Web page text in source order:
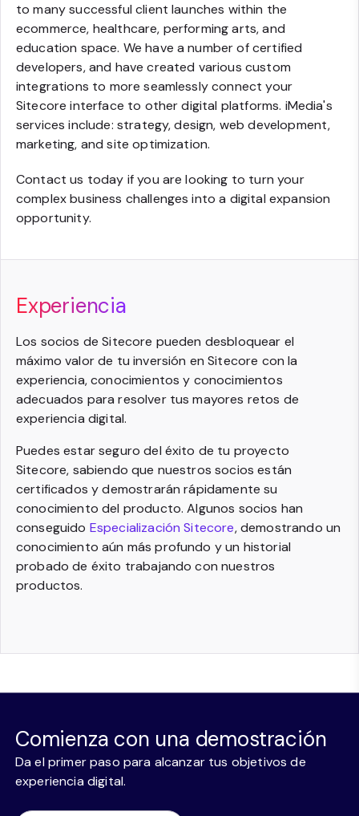
to many successful client launches within the
ecommerce, healthcare, performing arts, and
education space. We have a number of certified
developers, and have created various custom
integrations to more seamlessly connect your
Sitecore interface to other digital platforms. iMedia's
services include: strategy, design, web development,
marketing, and site optimization.
Contact us today if you are looking to turn your
complex business challenges into a digital expansion
opportunity.
Experiencia
Los socios de Sitecore pueden desbloquear el
máximo valor de tu inversión en Sitecore con la
experiencia, conocimientos y conocimientos
adecuados para resolver tus mayores retos de
experiencia digital.
Puedes estar seguro del éxito de tu proyecto
Sitecore, sabiendo que nuestros socios están
certificados y demostrarán rápidamente su
conocimiento del producto. Algunos socios han
conseguido Especialización Sitecore, demostrando un
conocimiento aún más profundo y un historial
probado de éxito trabajando con nuestros
productos.
Comienza con una demostración
Da el primer paso para alcanzar tus objetivos de
experiencia digital.